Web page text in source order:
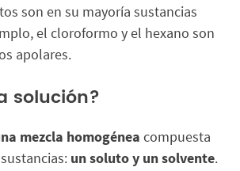
son en su mayoría sustancias
el cloroformo y el hexano son
apolares.
solución?
mezcla homogénea compuesta
un soluto y un solvente.